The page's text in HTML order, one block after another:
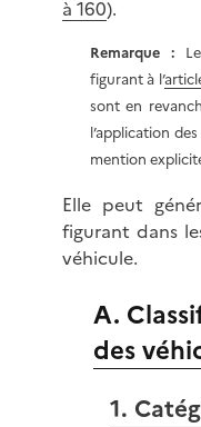
à 160).
Remarque :
figurant à l’
sont en
l’application
mention
Elle peut
figurant dans
véhicule.
A.
des
1.